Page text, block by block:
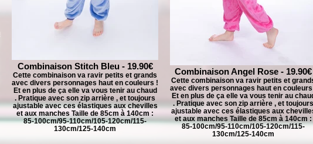
Combinaison Stitch Bleu - 19.90€
Cette combinaison va ravir petits et grands
avec divers personnages haut en couleurs !
Et en plus de ça elle va vous tenir au chaud
. Pratique avec son zip arrière , et toujours
ajustable avec ces élastiques aux chevilles
et aux manches Taille de 85cm à 140cm :
85-100cm/95-110cm/105-120cm/115-
130cm/125-140cm
Combinaison Angel Rose - 19.90€
Cette combinaison va ravir petits et
avec divers personnages haut en
Et en plus de ça elle va vous tenir au
. Pratique avec son zip arrière , et toujours
ajustable avec ces élastiques aux
et aux manches Taille de 85cm à 140cm :
85-100cm/95-110cm/105-120cm/115-
130cm/125-140cm